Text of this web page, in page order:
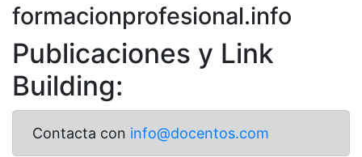
formacionprofesional.info
Publicaciones y Link
Building:
Contacta con info@docentos.com